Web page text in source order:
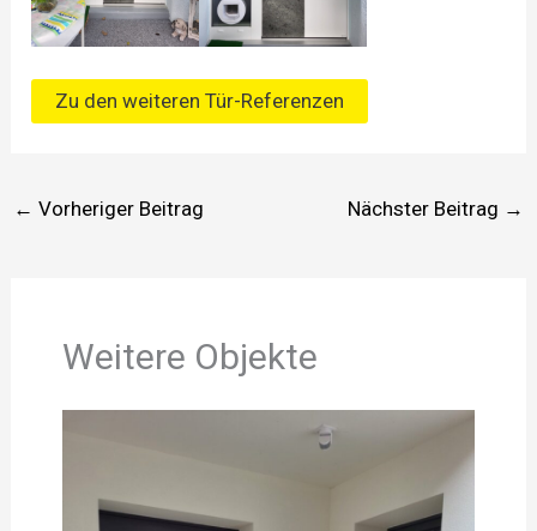
Zu den weiteren Tür-Referenzen
← Vorheriger Beitrag Nächster Beitrag →
Weitere Objekte